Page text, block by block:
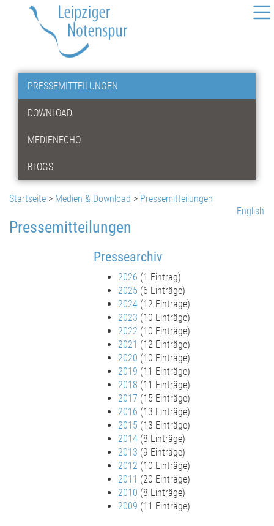
PRESSEMITTEILUNGEN
DOWNLOAD
MEDIENECHO
BLOGS
Startseite > Medien & Download > Pressemitteilungen
English
Pressemitteilungen
Pressearchiv
2026 (1 Eintrag)
2025 (6 Einträge)
2024(12 Einträge)
2023 (10 Einträge)
2022 (10 Einträge)
2021 (12 Einträge)
2020 (10 Einträge)
2019 (11 Einträge)
2018 (11 Einträge)
2017 (15 Einträge)
2016 (13 Einträge)
2015 (13 Einträge)
2014(8 Einträge)
2013 (9 Einträge)
2012 (10 Einträge)
2011 (20 Einträge)
2010 (8 Einträge)
2009 (11 Einträge)